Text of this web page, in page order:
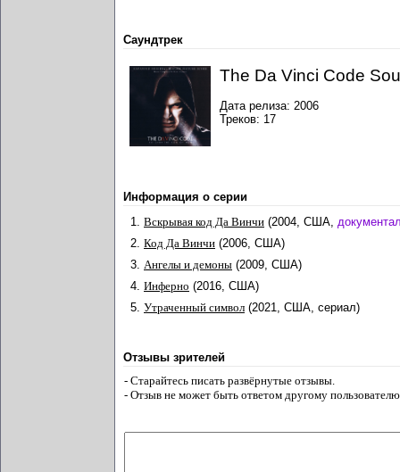
Саундтрек
The Da Vinci Code
Дата релиза: 2006
Треков: 17
Информация о серии
1. Вскрывая код Да Винчи (2004, США,
2. Код Да Винчи (2006, США)
3. Ангелы и демоны (2009, США)
4. Инферно (2016, США)
5. Утраченный символ (2021, США, сериал)
Отзывы зрителей
- Старайтесь писать развёрнутые отзывы.
- Отзыв не может быть ответом другому